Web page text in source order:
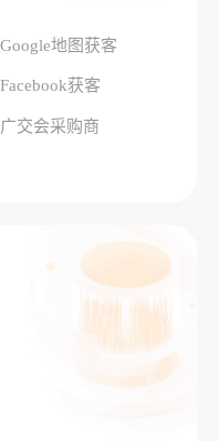
Google地图获客
Facebook获客
广交会采购商